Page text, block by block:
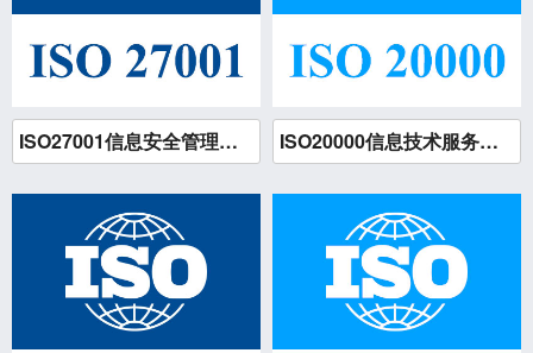
HSE健康安全与环境认证
ISO27001信息安全管理体系认证 ISO20000信息技术服务管理体系认证